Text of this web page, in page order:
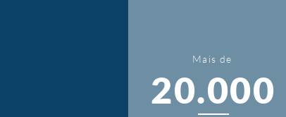
Mais de
20.000